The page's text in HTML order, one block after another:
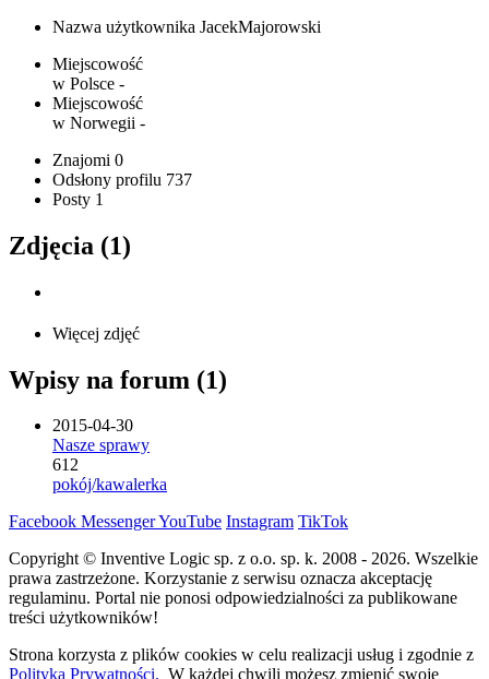
Nazwa użytkownika JacekMajorowski
Miejscowość
w Polsce -
Miejscowość
w Norwegii -
Znajomi 0
Odsłony profilu 737
Posty 1
Zdjęcia (1)
Więcej zdjęć
Wpisy na forum (1)
2015-04-30
Nasze sprawy
612
pokój/kawalerka
Facebook MessengerYouTube Instagram TikTok
Copyright © Inventive Logic sp. z o.o. sp. k. 2008 - 2026. Wszelkie
prawa zastrzeżone. Korzystanie z serwisu oznacza akceptację
regulaminu. Portal nie ponosi odpowiedzialności za publikowane
treści użytkowników!
Strona korzysta z plików cookies w celu realizacji usług i zgodnie z
Polityką Prywatności. W każdej chwili możesz zmienić swoje